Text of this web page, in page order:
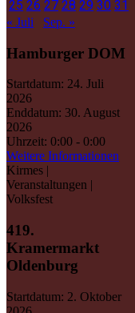
25 26 27 28 29 30 31
« Juli Sep. »
Hamburger DOM
Startdatum: 24. Juli
2026
Enddatum: 30. August
2026
Uhrzeit: 0:00 - 0:00
Weitere Informationen
Kirmes |
Veranstaltungen |
Volksfest
419.
Kramermarkt
Oldenburg
Startdatum: 2. Oktober